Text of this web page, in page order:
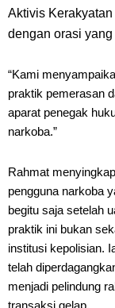
Aktivis
dengan orasi
“Kami
praktik pemerasan
aparat penegak
narkoba.”
Rahmat
pengguna narkoba
begitu saja setelah
praktik ini bukan
institusi kepolisian.
telah
menjadi pelindung
transaksi gelap.